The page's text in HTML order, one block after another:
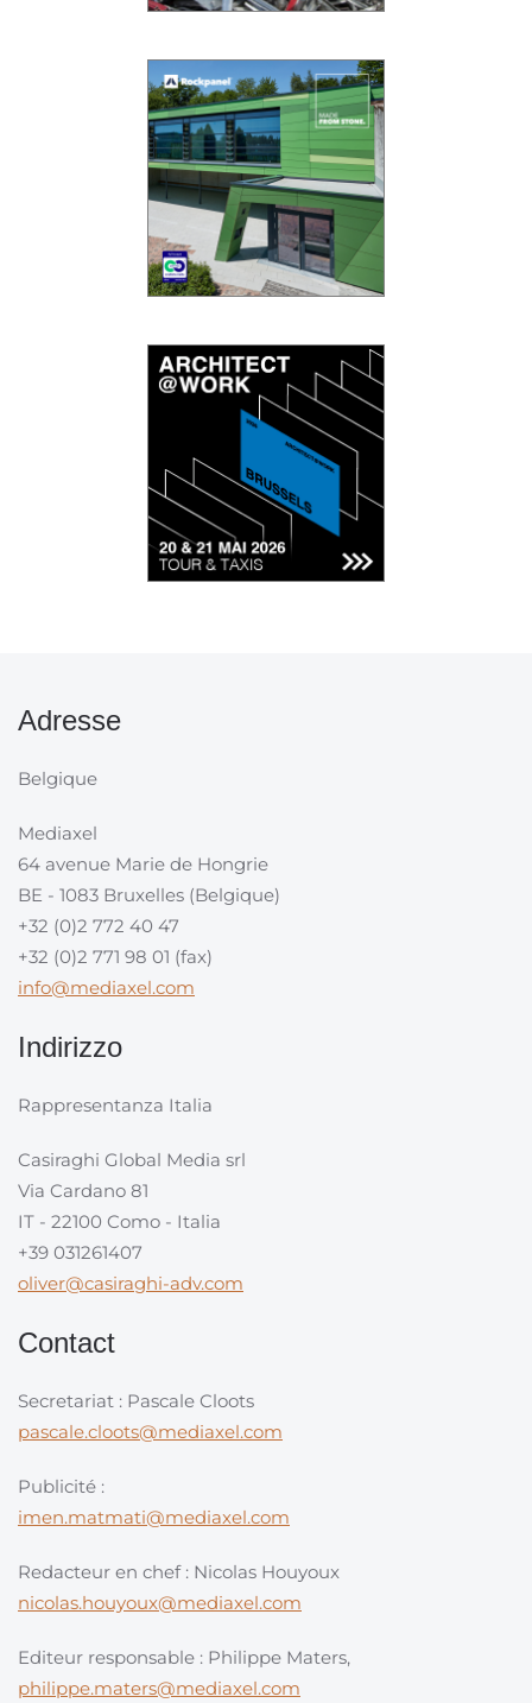
Adresse
Belgique
Mediaxel
64 avenue Marie de Hongrie
BE - 1083 Bruxelles (Belgique)
+32 (0)2 772 40 47
+32 (0)2 771 98 01 (fax)
info@mediaxel.com
Indirizzo
Rappresentanza Italia
Casiraghi Global Media srl
Via Cardano 81
IT - 22100 Como - Italia
+39 031261407
oliver@casiraghi-adv.com
Contact
Secretariat : Pascale Cloots
pascale.cloots@mediaxel.com
Publicité :
imen.matmati@mediaxel.com
Redacteur en chef : Nicolas Houyoux
nicolas.houyoux@mediaxel.com
Editeur responsable : Philippe Maters,
philippe.maters@mediaxel.com